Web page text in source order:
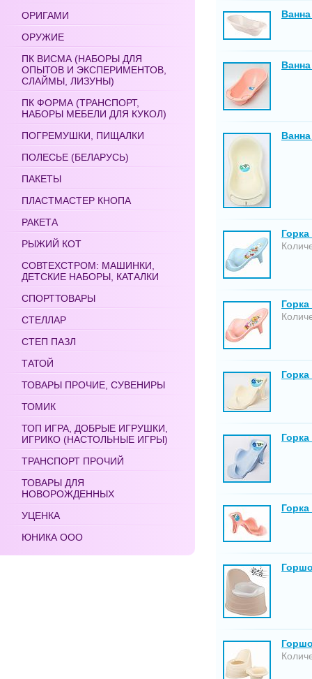
ОРИГАМИ
ОРУЖИЕ
ПК ВИСМА (НАБОРЫ ДЛЯ
ОПЫТОВ И ЭКСПЕРИМЕНТОВ,
СЛАЙМЫ, ЛИЗУНЫ)
ПК ФОРМА (ТРАНСПОРТ,
НАБОРЫ МЕБЕЛИ ДЛЯ КУКОЛ)
ПОГРЕМУШКИ, ПИЩАЛКИ
ПОЛЕСЬЕ (БЕЛАРУСЬ)
ПАКЕТЫ
ПЛАСТМАСТЕР КНОПА
РАКЕТА
РЫЖИЙ КОТ
СОВТЕХСТРОМ: МАШИНКИ,
ДЕТСКИЕ НАБОРЫ, КАТАЛКИ
СПОРТТОВАРЫ
СТЕЛЛАР
СТЕП ПАЗЛ
ТАТОЙ
ТОВАРЫ ПРОЧИЕ, СУВЕНИРЫ
ТОМИК
ТОП ИГРА, ДОБРЫЕ ИГРУШКИ,
ИГРИКО (НАСТОЛЬНЫЕ ИГРЫ)
ТРАНСПОРТ ПРОЧИЙ
ТОВАРЫ ДЛЯ
НОВОРОЖДЕННЫХ
УЦЕНКА
ЮНИКА ООО